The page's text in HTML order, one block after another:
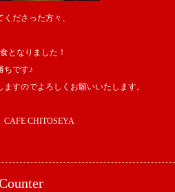
ださった方々、
なりました！
ちです♪
すのでよろしくお願いいたします。
CHITOSEYA